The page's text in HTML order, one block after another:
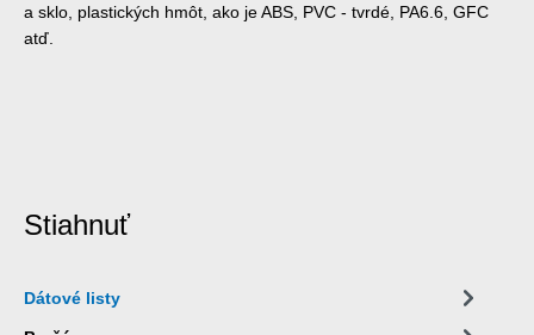
a sklo, plastických hmôt, ako je ABS, PVC - tvrdé, PA6.6, GFC
atď.
Stiahnuť
Dátové listy